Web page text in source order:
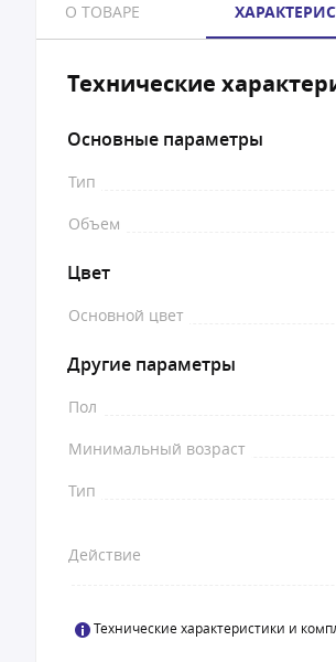
О ТОВАРЕ
Технические
Основные параметры
Тип
Объем
Цвет
Основной цвет
Другие параметры
Пол
Минимальный возраст
Тип
Действие
Технические характеристики и